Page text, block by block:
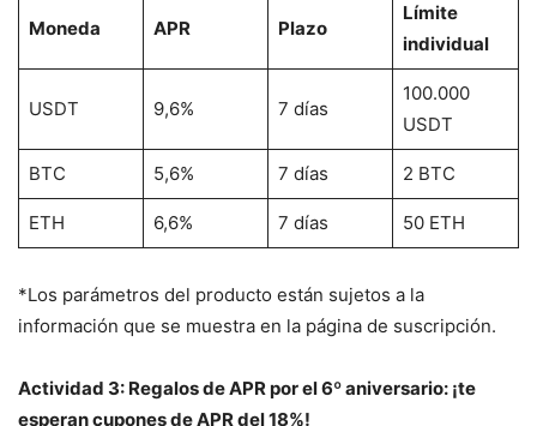
Moneda APR Plazo
Límite
individual
USDT 9,6% 7 días
100.000
USDT
BTC 5,6% 7 días 2 BTC
ETH 6,6% 7 días 50 ETH
*Los parámetros del producto están sujetos a la
información que se muestra en la página de suscripción.
Actividad 3: Regalos de APR por el 6º aniversario: ¡te
esperan cupones de APR del 18%!